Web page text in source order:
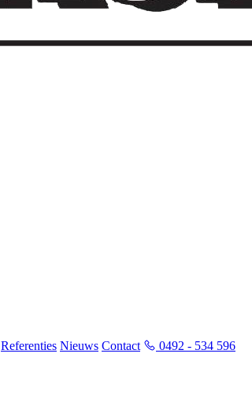
Referenties Nieuws Contact 0492 - 534 596